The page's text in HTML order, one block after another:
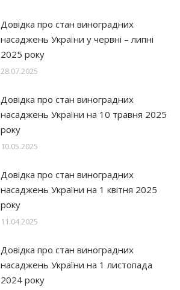
Довідка про стан виноградних
насаджень України у червні – липні
2025 року
28.07.2025
Довідка про стан виноградних
насаджень України на 10 травня 2025
року
10.05.2025
Довідка про стан виноградних
насаджень України на 1 квітня 2025
року
11.04.2025
Довідка про стан виноградних
насаджень України на 1 листопада
2024 року